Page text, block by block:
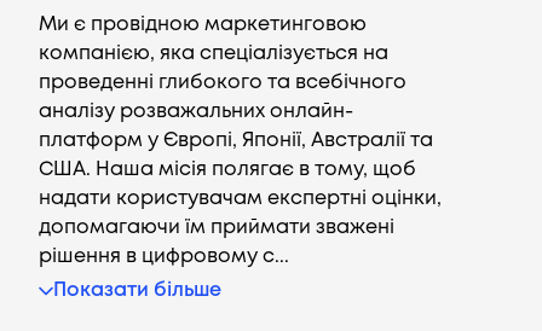
Вакансії
Ми є провідною маркетинговою
компанією, яка спеціалізується на
проведенні глибокого та всебічного
аналізу розважальних онлайн-
платформ у Європі, Японії, Австралії та
США. Наша місія полягає в тому, щоб
надати користувачам експертні оцінки,
допомагаючи їм приймати зважені
рішення в цифровому с...
Показати більше